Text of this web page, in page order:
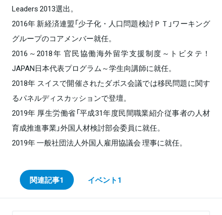
Leaders 2013選出。
2016年 新経済連盟「少子化・人口問題検討ＰＴ」ワーキング
グループのコアメンバー就任。
2016～2018年 官民協働海外留学支援制度～トビタテ！
JAPAN日本代表プログラム～学生向講師に就任。
2018年 スイスで開催されたダボス会議では移民問題に関す
るパネルディスカッションで登壇。
2019年 厚生労働省「平成31年度民間職業紹介従事者の人材
育成推進事業」外国人材検討部会委員に就任。
2019年 一般社団法人外国人雇用協議会 理事に就任。
関連記事1 イベント1